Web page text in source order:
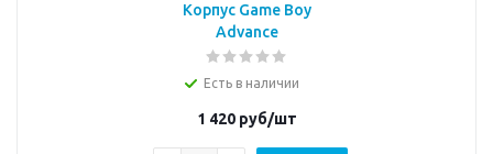
Корпус Game Boy
Advance
Есть в наличии
1 420 руб/шт